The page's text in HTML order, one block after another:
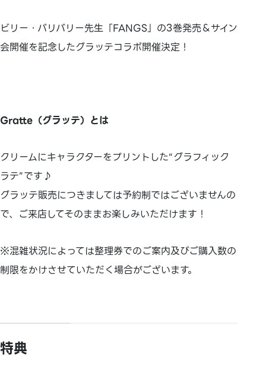
ビリー・バリバリー先生「FANGS」の3巻発売＆サイン
会開催を記念したグラッテコラボ開催決定！
Gratte（グラッテ）とは
クリームにキャラクターをプリントした“グラフィック
ラテ”です♪
グラッテ販売につきましては予約制ではございませんの
で、ご来店してそのままお楽しみいただけます！
※混雑状況によっては整理券でのご案内及びご購入数の
制限をかけさせていただく場合がございます。
特典